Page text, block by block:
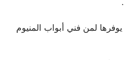
لمن فني أبواب المنيوم